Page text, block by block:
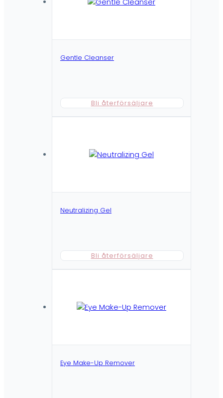
Gentle Cleanser
Bli återförsäljare
Neutralizing Gel
Bli återförsäljare
Eye Make-Up Remover